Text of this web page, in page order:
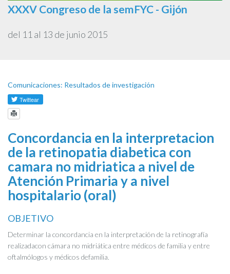
XXXV Congreso de la semFYC - Gijón
del 11 al 13 de junio 2015
Comunicaciones: Resultados de investigación
Concordancia en la interpretacion
de la retinopatia diabetica con
camara no midriatica a nivel de
Atención Primaria y a nivel
hospitalario (oral)
OBJETIVO
Determinar la concordancia en la interpretación de la retinografía
realizadacon cámara no midriática entre médicos de familia y entre
oftalmólogos y médicos defamilia.